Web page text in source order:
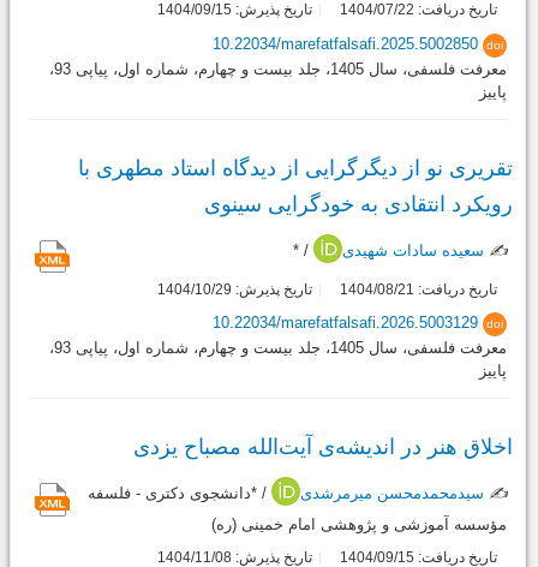
تاریخ دریافت: 1404/07/22 تاریخ پذیرش: 1404/09/15
doi
10.22034/marefatfalsafi.2025.5002850
معرفت فلسفی، سال 1405، جلد بیست و چهارم، شماره اول، پیاپی 93،
پاییز
تقریری نو از دیگرگرایی از دیدگاه استاد مطهری با
رویکرد انتقادی به خودگرایی سینوی
✍️ سعیده سادات شهیدی / *
تاریخ دریافت: 1404/08/21 تاریخ پذیرش: 1404/10/29
doi
10.22034/marefatfalsafi.2026.5003129
معرفت فلسفی، سال 1405، جلد بیست و چهارم، شماره اول، پیاپی 93،
پاییز
اخلاق هنر در اندیشه‌ی آیت‌الله مصباح یزدی
✍️ سیدمحمدمحسن میرمرشدی
/ *دانشجوی دکتری - فلسفه
مؤسسه آموزشی و پژوهشی امام خمینی (ره)
تاریخ دریافت: 1404/09/15 تاریخ پذیرش: 1404/11/08